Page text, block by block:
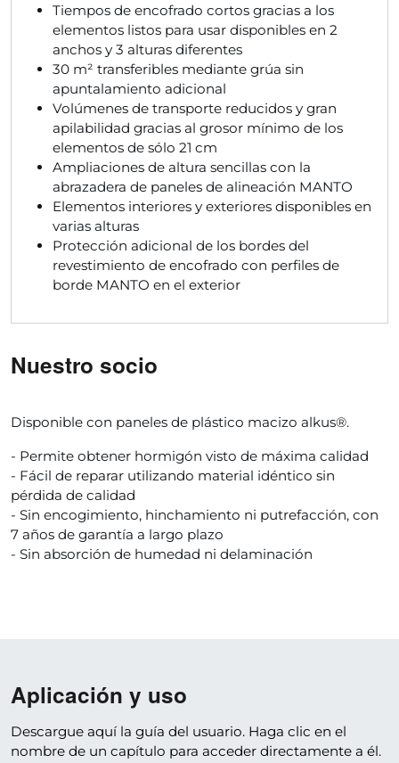
Tiempos de encofrado cortos gracias a los
elementos listos para usar disponibles en 2
anchos y 3 alturas diferentes
30 m² transferibles mediante grúa sin
apuntalamiento adicional
Volúmenes de transporte reducidos y gran
apilabilidad gracias al grosor mínimo de los
elementos de sólo 21 cm
Ampliaciones de altura sencillas con la
abrazadera de paneles de alineación MANTO
Elementos interiores y exteriores disponibles en
varias alturas
Protección adicional de los bordes del
revestimiento de encofrado con perfiles de
borde MANTO en el exterior
Nuestro socio
Disponible con paneles de plástico macizo alkus®.
- Permite obtener hormigón visto de máxima calidad
- Fácil de reparar utilizando material idéntico sin
pérdida de calidad
- Sin encogimiento, hinchamiento ni putrefacción, con
7 años de garantía a largo plazo
- Sin absorción de humedad ni delaminación
Aplicación y uso
Descargue aquí la guía del usuario. Haga clic en el
nombre de un capítulo para acceder directamente a él.